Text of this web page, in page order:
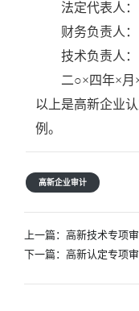
法定代表人：
财务负责人：
技术负责人：
二○×四年×月×
以上是高新企业
例。
高新企业审计
文
章
导
上一篇： 高新技术专项
下一篇： 高新认定专项